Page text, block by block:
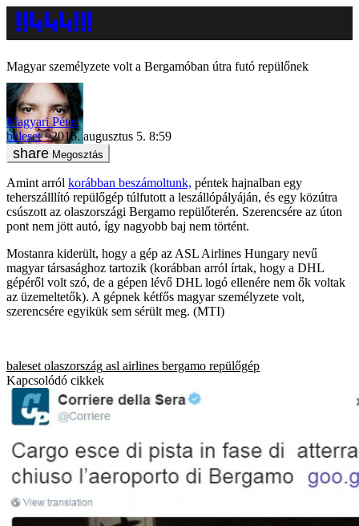
Magyar személyzete volt a Bergamóban útra futó repülőnek
Magyari Péter
baleset
2016. augusztus 5. 8:59
Megosztás
Amint arról korábban beszámoltunk, péntek hajnalban egy
teherszálllító repülőgép túlfutott a leszállópályáján, és egy közútra
csúszott az olaszországi Bergamo repülőterén. Szerencsére az úton
pont nem jött autó, így nagyobb baj nem történt.
Mostanra kiderült, hogy a gép az ASL Airlines Hungary nevű
magyar társasághoz tartozik (korábban arról írtak, hogy a DHL
gépéről volt szó, de a gépen lévő DHL logó ellenére nem ők voltak
az üzemeltetők). A gépnek kétfős magyar személyzete volt,
szerencsére egyikük sem sérült meg. (MTI)
baleset olaszország asl airlines bergamo repülőgép
Kapcsolódó cikkek